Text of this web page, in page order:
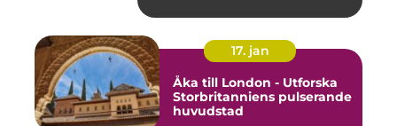
17. jan
Åka till London - Utforska
Storbritanniens pulserande
huvudstad